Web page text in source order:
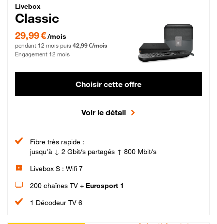
Livebox Classic Fibre
Livebox
Classic
29,99 € par mois pendant 12 mois puis 42,99 € par mois, Engagement 12 mois
29,99 €/mois
pendant 12 mois puis 42,99 €/mois
Engagement 12 mois
Choisir cette offre
Voir le détail
Fibre très rapide :
jusqu'à ↓ 2 Gbit/s partagés ↑ 800 Mbit/s
Livebox S : Wifi 7
200 chaînes TV + Eurosport 1
1 Décodeur TV 6